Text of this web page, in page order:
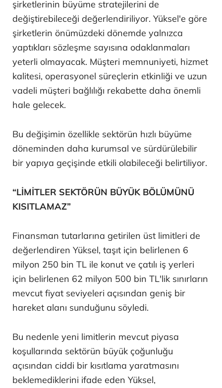
şirketlerinin büyüme stratejilerini de
değiştirebileceği değerlendiriliyor. Yüksel'e göre
şirketlerin önümüzdeki dönemde yalnızca
yaptıkları sözleşme sayısına odaklanmaları
yeterli olmayacak. Müşteri memnuniyeti, hizmet
kalitesi, operasyonel süreçlerin etkinliği ve uzun
vadeli müşteri bağlılığı rekabette daha önemli
hale gelecek.
Bu değişimin özellikle sektörün hızlı büyüme
döneminden daha kurumsal ve sürdürülebilir
bir yapıya geçişinde etkili olabileceği belirtiliyor.
“LİMİTLER SEKTÖRÜN BÜYÜK BÖLÜMÜNÜ
KISITLAMAZ”
Finansman tutarlarına getirilen üst limitleri de
değerlendiren Yüksel, taşıt için belirlenen 6
milyon 250 bin TL ile konut ve çatılı iş yerleri
için belirlenen 62 milyon 500 bin TL'lik sınırların
mevcut fiyat seviyeleri açısından geniş bir
hareket alanı sunduğunu söyledi.
Bu nedenle yeni limitlerin mevcut piyasa
koşullarında sektörün büyük çoğunluğu
açısından ciddi bir kısıtlama yaratmasını
beklemediklerini ifade eden Yüksel,